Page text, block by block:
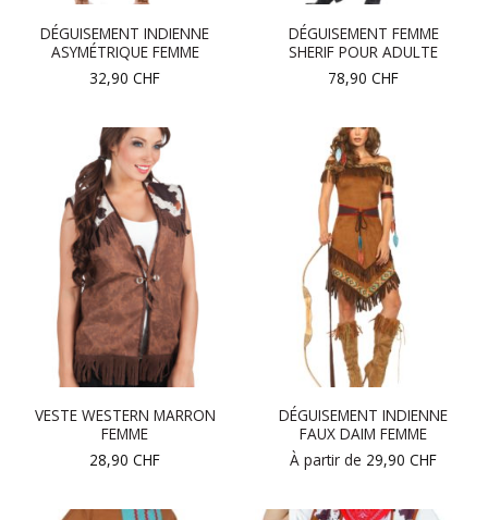
DÉGUISEMENT INDIENNE
ASYMÉTRIQUE FEMME
32,90 CHF
DÉGUISEMENT FEMME
SHERIF POUR ADULTE
78,90 CHF
VESTE WESTERN MARRON
FEMME
28,90 CHF
DÉGUISEMENT INDIENNE
FAUX DAIM FEMME
À partir de 29,90 CHF